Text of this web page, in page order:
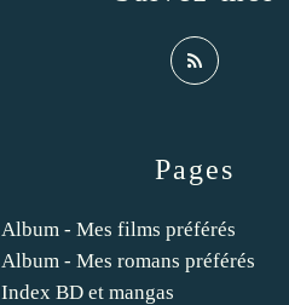
Pages
Album - Mes films préférés
Album - Mes romans préférés
Index BD et mangas